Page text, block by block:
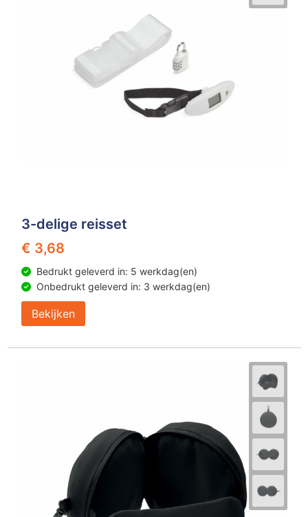
3-delige reisset
€ 3,68
Bedrukt geleverd in: 5 werkdag(en)
Onbedrukt geleverd in: 3 werkdag(en)
Bekijken